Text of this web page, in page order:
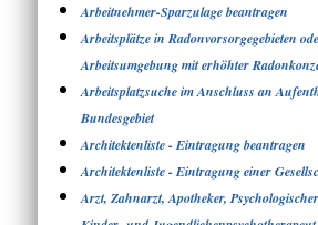
Arbeitnehmer-Sparzulage beantragen
Arbeitsplätze in Radonvorsorgegebieten
Arbeitsumgebung mit erhöhter
Arbeitsplatzsuche im Anschluss an
Bundesgebiet
Architektenliste - Eintragung beantragen
Architektenliste - Eintragung einer
Arzt, Zahnarzt, Apotheker,